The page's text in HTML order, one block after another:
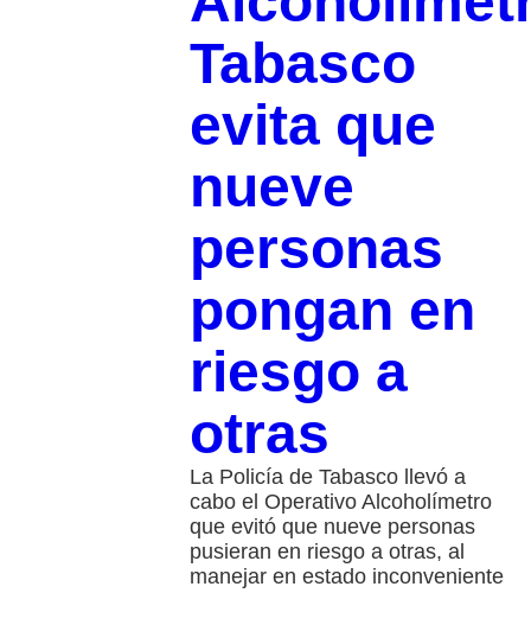
Tabasco
evita que
nueve
personas
pongan en
riesgo a
otras
La Policía de Tabasco llevó a
cabo el Operativo Alcoholímetro
que evitó que nueve personas
pusieran en riesgo a otras, al
manejar en estado inconveniente